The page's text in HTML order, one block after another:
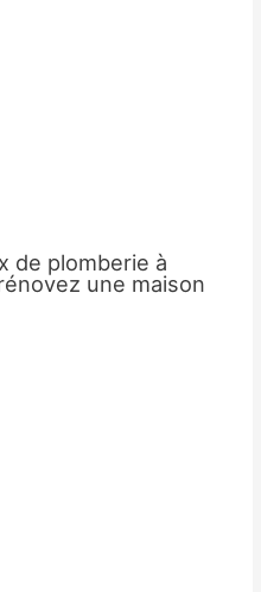
de plomberie à
une maison